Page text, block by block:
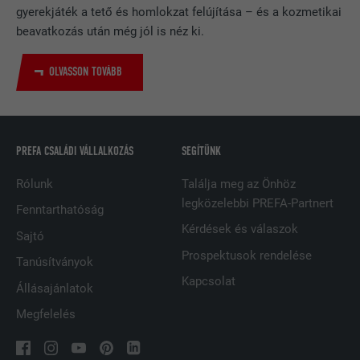
gyerekjáték a tető és homlokzat felújítása – és a kozmetikai
beavatkozás után még jól is néz ki.
OLVASSON TOVÁBB
PREFA CSALÁDI VÁLLALKOZÁS
Rólunk
Fenntarthatóság
Sajtó
Tanúsítványok
Állásajánlatok
Megfelelés
SEGÍTÜNK
Találja meg az Önhöz
legközelebbi PREFA-Partnert
Kérdések és válaszok
Prospektusok rendelése
Kapcsolat
NÉV bscookie
SZOLGÁLTATÓ
szolgáltatás használja, célja a
NÉV
SZOLGÁLTATÓ
FOLYAMAT
A többes webhelyek látogatóinak